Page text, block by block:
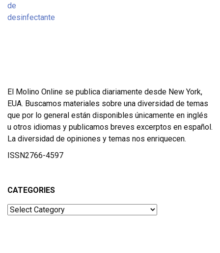
El Molino Online se publica diariamente desde New York,
EUA. Buscamos materiales sobre una diversidad de temas
que por lo general están disponibles únicamente en inglés
u otros idiomas y publicamos breves excerptos en español.
La diversidad de opiniones y temas nos enriquecen.
ISSN2766-4597
CATEGORIES
Categories